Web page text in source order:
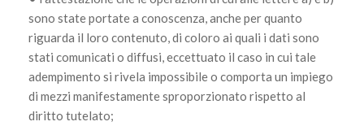
sono state portate a conoscenza, anche per quanto
riguarda il loro contenuto, di coloro ai quali i dati sono
stati comunicati o diffusi, eccettuato il caso in cui tale
adempimento si rivela impossibile o comporta un impiego
di mezzi manifestamente sproporzionato rispetto al
diritto tutelato;